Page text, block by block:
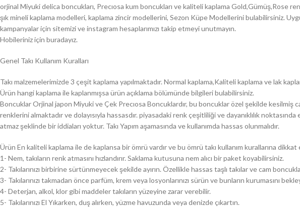
orjinal Miyuki delica boncukları, Precıosa kum boncukları ve kaliteli kaplama Gold,Gümüş,Rose
şık mineli kaplama modelleri, kaplama zincir modellerini, Sezon Küpe Modellerini bulabilirsiniz.
kampanyalar için sitemizi ve instagram hesaplarımızı takip etmeyi unutmayın.
Hobileriniz için buradayız.
Genel Takı Kullanım Kuralları
Takı malzemelerimizde 3 çeşit kaplama yapılmaktadır. Normal kaplama,Kaliteli kaplama ve lak
Ürün hangi kaplama ile kaplanmışsa ürün açıklama bölümünde bilgileri bulabilirsiniz.
Boncuklar Orjinal japon Miyuki ve Çek Precıosa Boncuklardır, bu boncuklar özel şekilde kesilmiş
renklerini almaktadır ve dolayısıyla hassasdır. piyasadaki renk çeşitliliği ve dayanıklılık
atmaz şeklinde bir iddiaları yoktur. Takı Yapım aşamasında ve kullanımda hassas olunmalıdır.
Ürün En kaliteli kaplama ile de kaplansa bir ömrü vardır ve bu ömrü takı kullanım kurallarına
1- Nem, takıların renk atmasını hızlandırır. Saklama kutusuna nem alıcı bir paket koyabilirsiniz.
2- Takılarınızı birbirine sürtünmeyecek şekilde ayırın. Özellikle hassas taşlı takılar ve cam
3- Takılarınızı takmadan önce parfüm, krem veya losyonlarınızı sürün ve bunların kurumasını
4- Deterjan, alkol, klor gibi maddeler takıların yüzeyine zarar verebilir.
5- Takılarınızı El Yıkarken, duş alırken, yüzme havuzunda veya denizde çıkartın.